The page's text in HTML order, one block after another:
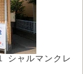
シャルマンクレ